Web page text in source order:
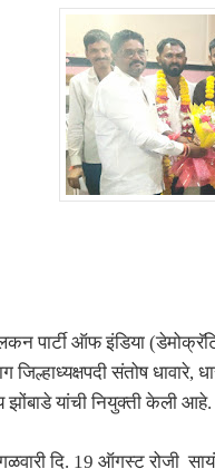
पार्टी ऑफ इंडिया
जिल्हाध्यक्षपदी संतोष
झोंबाडे यांची नियुक्ती केली आहे.
दि. 19 ऑगस्ट रोजी